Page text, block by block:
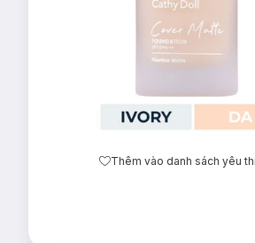
Thêm vào danh sách yêu